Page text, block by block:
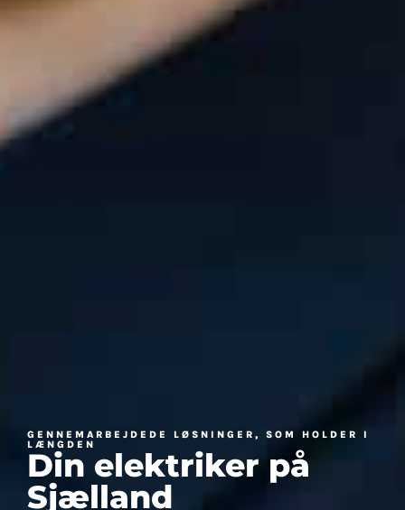
GENNEMARBEJDEDE LØSNINGER, SOM HOLDER I
LÆNGDEN
Din elektriker på
Sjælland